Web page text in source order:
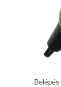
Belépés